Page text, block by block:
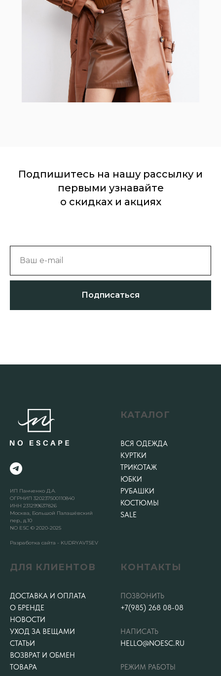
Подпишитесь на нашу рассылку и
первыми узнавайте
о скидках и акциях
Ваш e-mail
Подписаться
ИП Панченко Д.А.
ОГРНИП 320237500110840
ИНН 231299637826
Москва, Большой Палашёвский
пер., д.10
NO ESC © 2020-2025
Разработка сайта - KUDRYAVTSEV
КАТАЛОГ
ВСЯ ОДЕЖДА
КУРТКИ
ТРИКОТАЖ
ЮБКИ
РУБАШКИ
КОСТЮМЫ
SALE
ДЛЯ КЛИЕНТОВ
ДОСТАВКА И ОПЛАТА
О БРЕНДЕ
НОВОСТИ
УХОД ЗА ВЕЩАМИ
СТАТЬИ
ВОЗВРАТ И ОБМЕН
ТОВАРА
КОНТАКТЫ
ПОЗВОНИТЬ
+7(985) 268 08-08
НАПИСАТЬ
HELLO@NOESC.RU
РЕЖИМ РАБОТЫ